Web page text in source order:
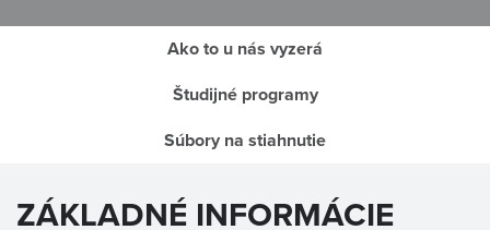
Ako to u nás vyzerá
Študijné programy
Súbory na stiahnutie
ZÁKLADNÉ INFORMÁCIE